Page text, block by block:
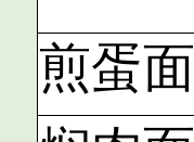
煎蛋面